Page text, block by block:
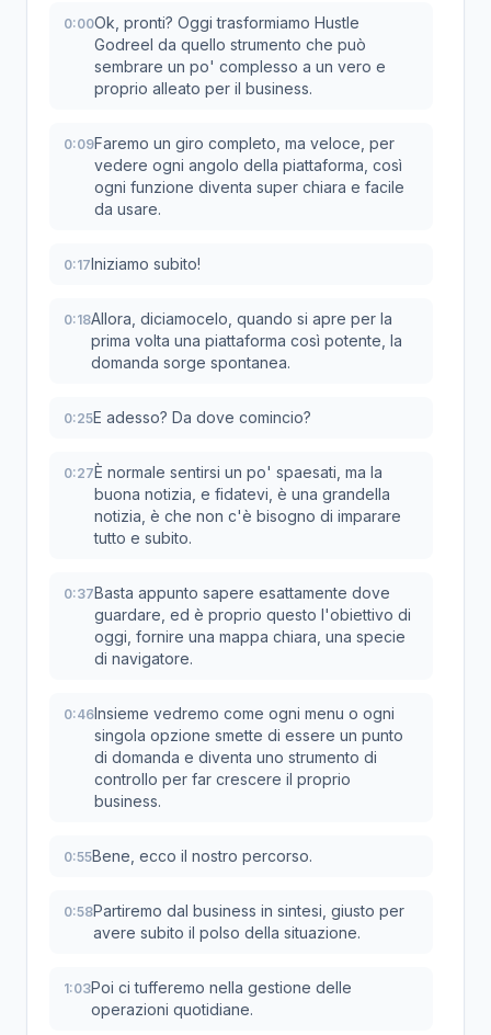
0:00Ok, pronti? Oggi trasformiamo Hustle
Godreel da quello strumento che può
sembrare un po' complesso a un vero e
proprio alleato per il business.
0:09Faremo un giro completo, ma veloce, per
vedere ogni angolo della piattaforma, così
ogni funzione diventa super chiara e facile
da usare.
0:17Iniziamo subito!
0:18Allora, diciamocelo, quando si apre per la
prima volta una piattaforma così potente, la
domanda sorge spontanea.
0:25E adesso? Da dove comincio?
0:27È normale sentirsi un po' spaesati, ma la
buona notizia, e fidatevi, è una grandella
notizia, è che non c'è bisogno di imparare
tutto e subito.
0:37Basta appunto sapere esattamente dove
guardare, ed è proprio questo l'obiettivo di
oggi, fornire una mappa chiara, una specie
di navigatore.
0:46Insieme vedremo come ogni menu o ogni
singola opzione smette di essere un punto
di domanda e diventa uno strumento di
controllo per far crescere il proprio
business.
0:55Bene, ecco il nostro percorso.
0:58Partiremo dal business in sintesi, giusto per
avere subito il polso della situazione.
1:03Poi ci tufferemo nella gestione delle
operazioni quotidiane.